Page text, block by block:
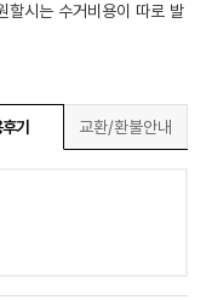
할시는 수거비용이 따로 발
기 교환/환불안내